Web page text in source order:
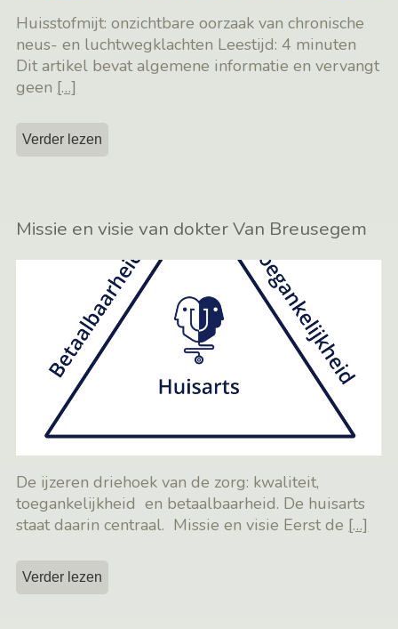
Huisstofmijt: onzichtbare oorzaak van chronische
neus- en luchtwegklachten Leestijd: 4 minuten
Dit artikel bevat algemene informatie en vervangt
geen […]
Verder lezen
Missie en visie van dokter Van Breusegem
De ijzeren driehoek van de zorg: kwaliteit,
toegankelijkheid en betaalbaarheid. De huisarts
staat daarin centraal. Missie en visie Eerst de […]
Verder lezen